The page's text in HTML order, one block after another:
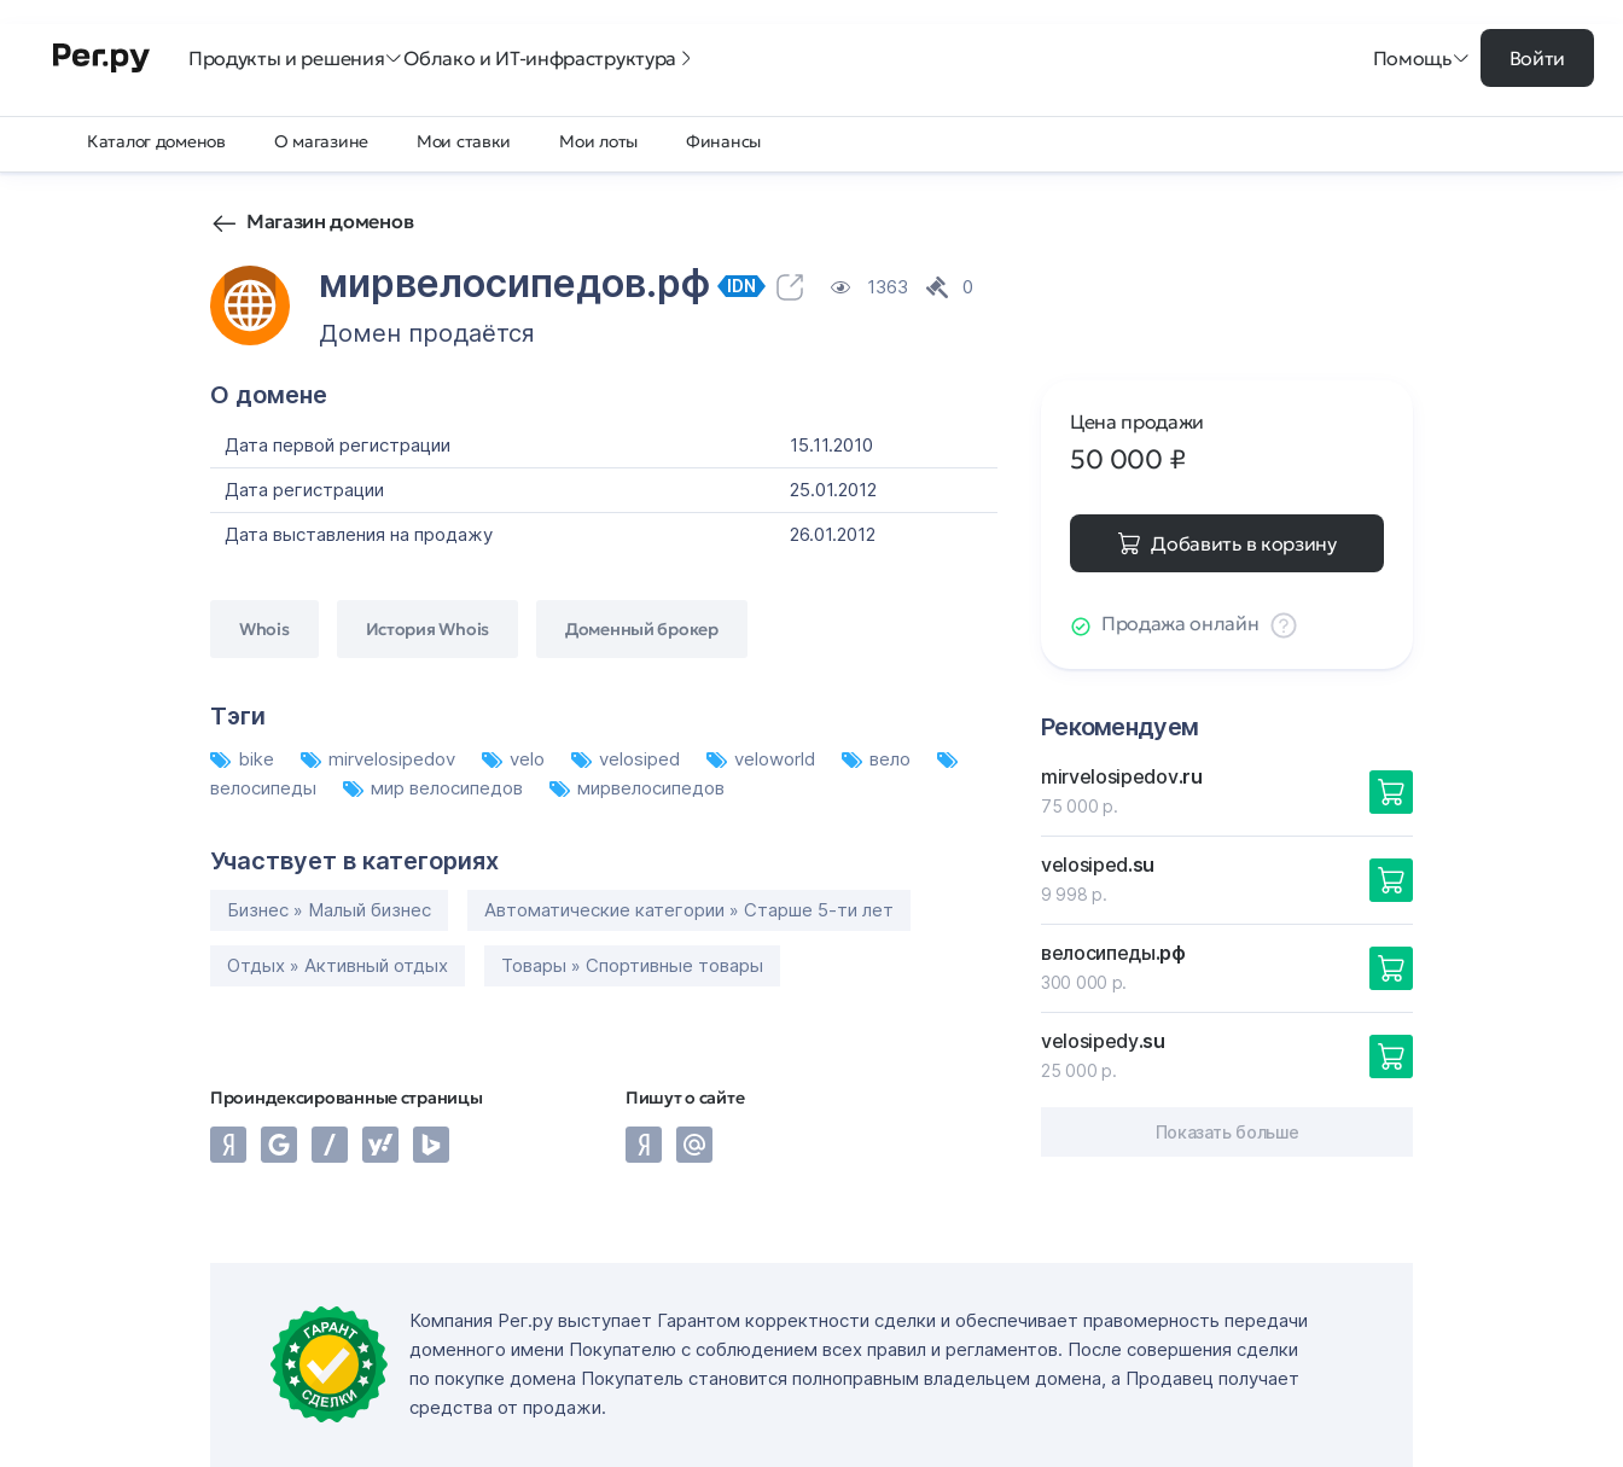
Продукты и решения Облако и ИТ-инфраструктура Помощь Войти
Каталог доменов О магазине Мои ставки Мои лоты Финансы
Магазин доменов
мирвелосипедов.рф IDN 1363 0
Домен продаётся
О домене
Дата первой регистрации
15.11.2010
Дата регистрации
25.01.2012
Дата выставления на продажу
26.01.2012
Whois История Whois Доменный брокер
Тэги
bike mirvelosipedov velo velosiped veloworld
вело
велосипеды
мир велосипедов мирвелосипедов
Участвует в категориях
Бизнес » Малый бизнес Автоматические категории » Старше 5-ти лет
Отдых » Активный отдых Товары » Спортивные товары
Проиндексированные страницы Пишут о сайте
Цена продажи
50 000 ₽
Добавить в корзину
Продажа онлайн
Рекомендуем
mirvelosipedov.ru
75 000 р.
velosiped.su
9 998 р.
велосипеды.рф
300 000 р.
velosipedy.su
25 000 р.
Показать больше
Компания Рег.ру выступает Гарантом корректности сделки и обеспечивает правомерность передачи
доменного имени Покупателю с соблюдением всех правил и регламентов. После совершения сделки
по покупке домена Покупатель становится полноправным владельцем домена, а Продавец получает
средства от продажи.